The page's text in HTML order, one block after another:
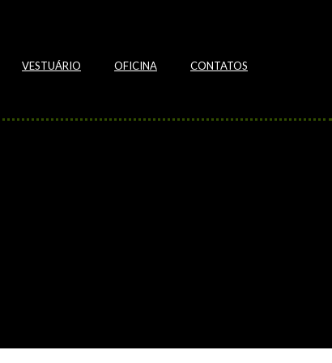
VESTUÁRIO OFICINA CONTATOS